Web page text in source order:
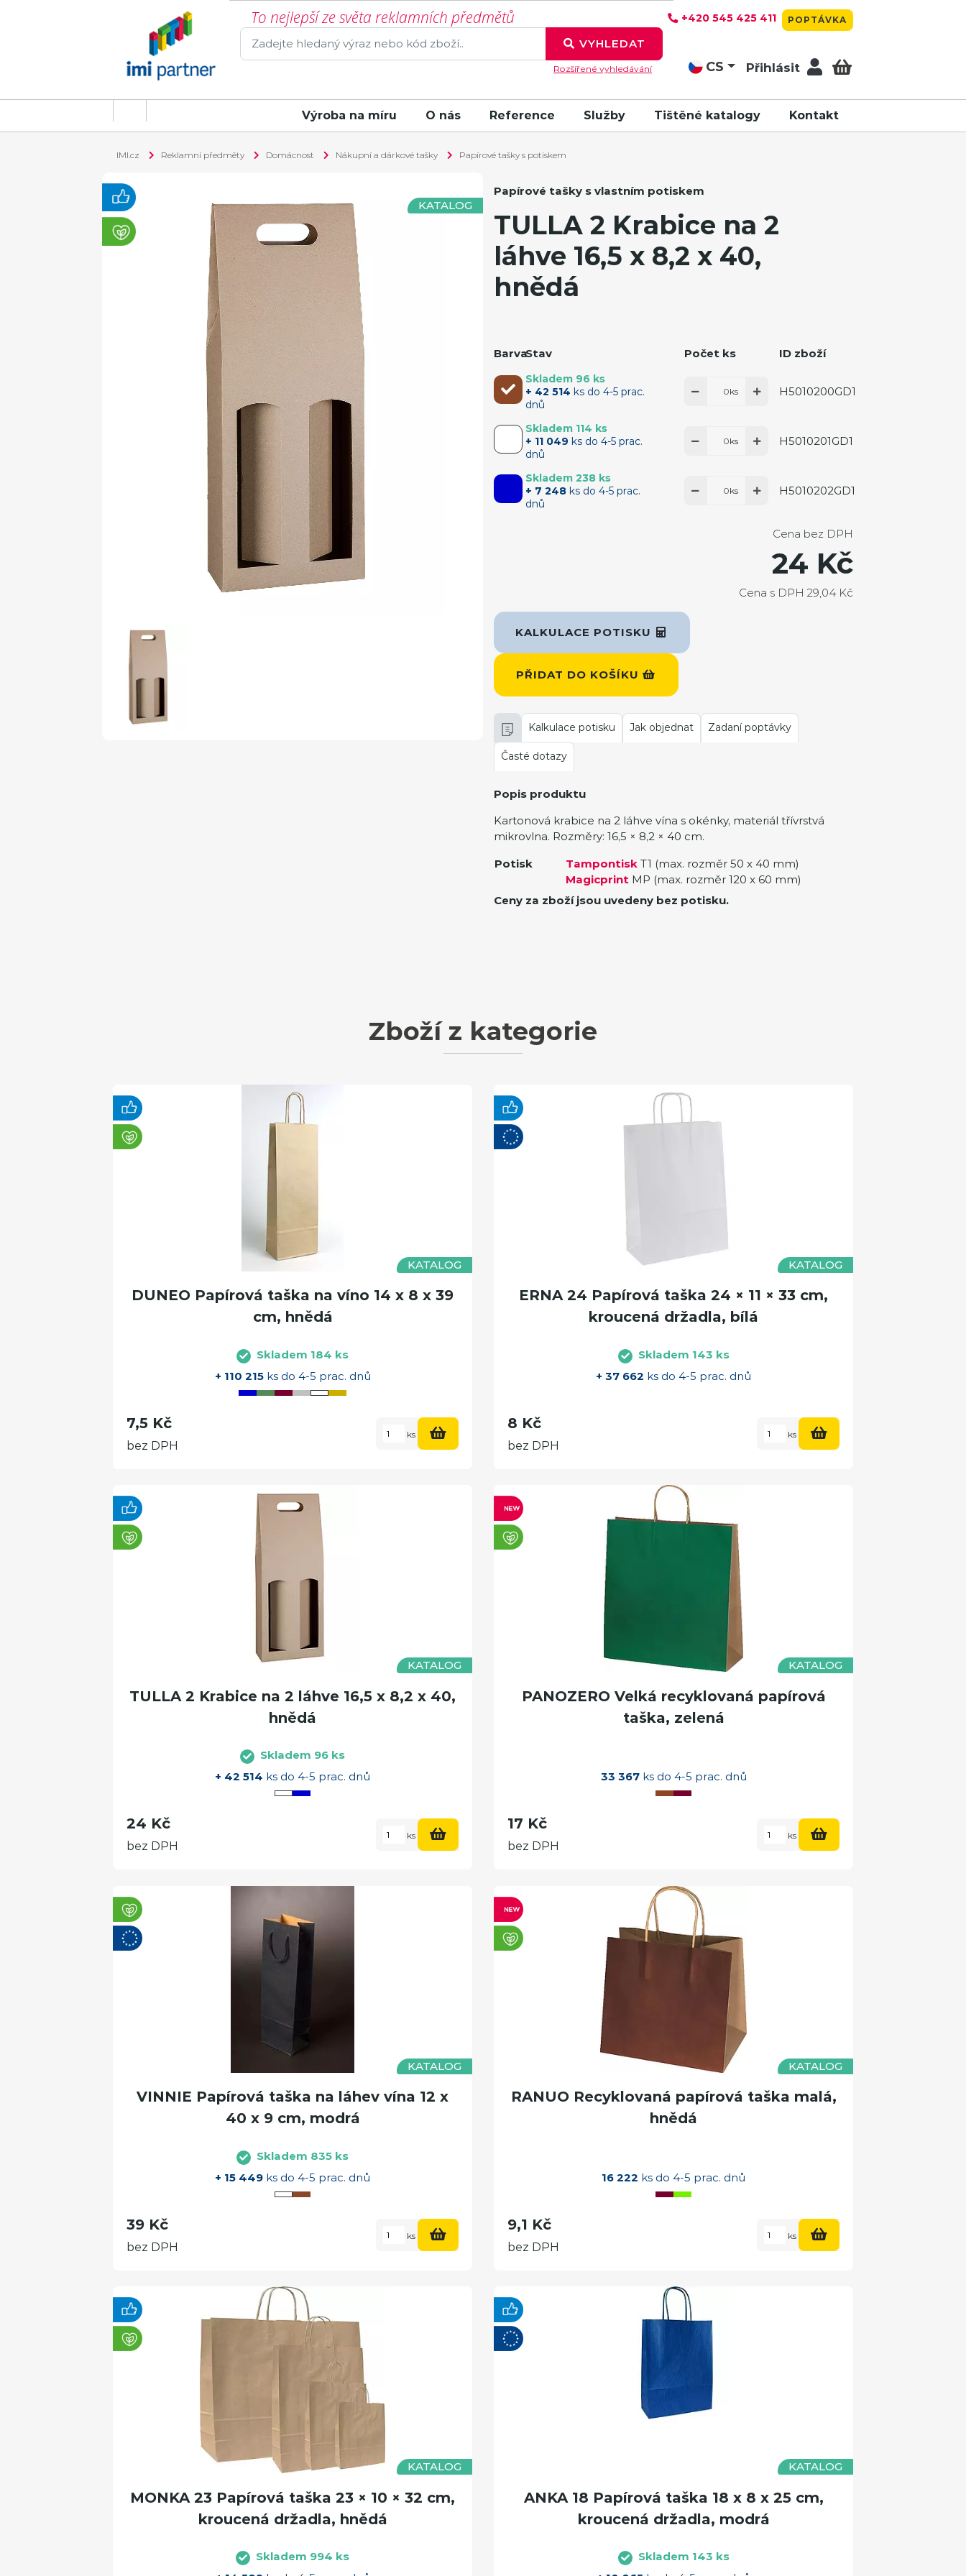
To nejlepší ze světa reklamních předmětů
VYHLEDAT
Rozšířené vyhledávání
+420 545 425 411 POPTÁVKA
CS Přihlásit
Výroba na míru O nás Reference Služby Tištěné katalogy Kontakt
IMI.cz Reklamní předměty Domácnost Nákupní a dárkové tašky Papírové tašky s potiskem
KATALOG
Papírové tašky s vlastním potiskem
TULLA 2 Krabice na 2
láhve 16,5 x 8,2 x 40,
hnědá
BarvaStav Počet ks ID zboží
Skladem 96 ks
+ 42 514 ks do 4-5 prac.
dnů
ks H5010200GD1
Skladem 114 ks
+ 11 049 ks do 4-5 prac.
dnů
ks H5010201GD1
Skladem 238 ks
+ 7 248 ks do 4-5 prac.
dnů
ks H5010202GD1
KALKULACE POTISKU
PŘIDAT DO KOŠÍKU
Cena bez DPH
24 Kč
Cena s DPH 29,04 Kč
Kalkulace potisku Jak objednat Zadaní poptávky
Časté dotazy
Popis produktu
Kartonová krabice na 2 láhve vína s okénky, materiál třívrstvá
mikrovlna. Rozměry: 16,5 × 8,2 × 40 cm.
Potisk
Tampontisk T1 (max. rozměr 50 x 40 mm)
Magicprint MP (max. rozměr 120 x 60 mm)
Ceny za zboží jsou uvedeny bez potisku.
Zboží z kategorie
KATALOG
DUNEO Papírová taška na víno 14 x 8 x 39
cm, hnědá
Skladem 184 ks
+ 110 215ks do 4-5 prac. dnů
7,5 Kč
bez DPH
ks
KATALOG
ERNA 24 Papírová taška 24 × 11 × 33 cm,
kroucená držadla, bílá
Skladem 143 ks
+ 37 662 ks do 4-5 prac. dnů
8 Kč
bez DPH
ks
KATALOG
TULLA 2 Krabice na 2 láhve 16,5 x 8,2 x 40,
hnědá
Skladem 96 ks
+ 42 514 ks do 4-5 prac. dnů
24 Kč
bez DPH
ks
KATALOG
PANOZERO Velká recyklovaná papírová
taška, zelená
33 367ks do 4-5 prac. dnů
17 Kč
bez DPH
ks
KATALOG
VINNIE Papírová taška na láhev vína 12 x
40 x 9 cm, modrá
Skladem 835 ks
+ 15 449 ks do 4-5 prac. dnů
39 Kč
bez DPH
ks
KATALOG
RANUO Recyklovaná papírová taška malá,
hnědá
16 222 ks do 4-5 prac. dnů
9,1 Kč
bez DPH
ks
KATALOG
MONKA 23 Papírová taška 23 × 10 × 32 cm,
kroucená držadla, hnědá
Skladem 994 ks
KATALOG
ANKA 18 Papírová taška 18 x 8 x 25 cm,
kroucená držadla, modrá
Skladem 143 ks